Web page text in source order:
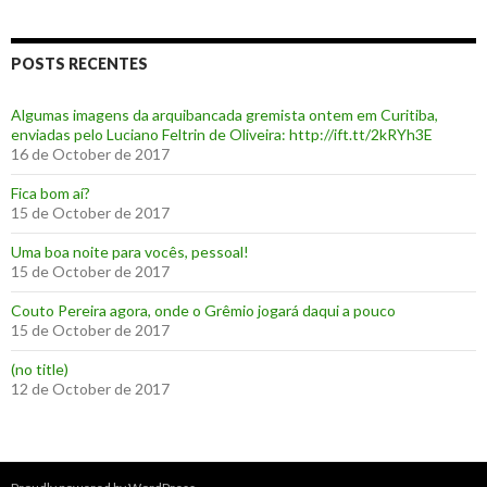
POSTS RECENTES
Algumas imagens da arquibancada gremista ontem em Curitiba,
enviadas pelo Luciano Feltrin de Oliveira: http://ift.tt/2kRYh3E
16 de October de 2017
‪Fica bom aí?‬
15 de October de 2017
Uma boa noite para vocês, pessoal!
15 de October de 2017
‪Couto Pereira agora, onde o Grêmio jogará daqui a pouco ‬
15 de October de 2017
(no title)
12 de October de 2017